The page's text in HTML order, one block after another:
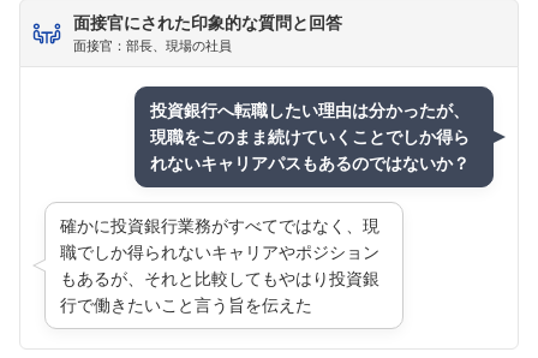
面接官にされた印象的な質問と回答
面接官：部長、現場の社員
投資銀行へ転職したい理由は分かったが、
現職をこのまま続けていくことでしか得ら
れないキャリアパスもあるのではないか？
確かに投資銀行業務がすべてではなく、現
職でしか得られないキャリアやポジション
もあるが、それと比較してもやはり投資銀
行で働きたいこと言う旨を伝えた